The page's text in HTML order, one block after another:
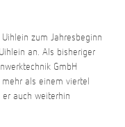
zum Jahresbeginn
an. Als bisheriger
GmbH
als einem viertel
auch weiterhin